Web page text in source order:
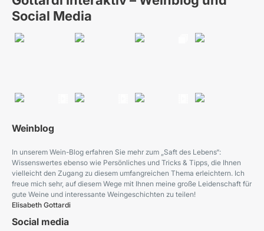
Social Media
Weinblog
In unserem Wein-Blog erfahren Sie mehr zum „Saft des Lebens“:
Wissenswertes ebenso wie Persönliches und Tricks & Tipps, die Ihnen
vielleicht den Zugang zu diesem umfangreichen Thema erleichtern. Ich
freue mich sehr, auf diesem Wege mit Ihnen meine große Leidenschaft für
gute Weine und interessante Weingeschichten zu teilen!
Elisabeth Gottardi
Social media